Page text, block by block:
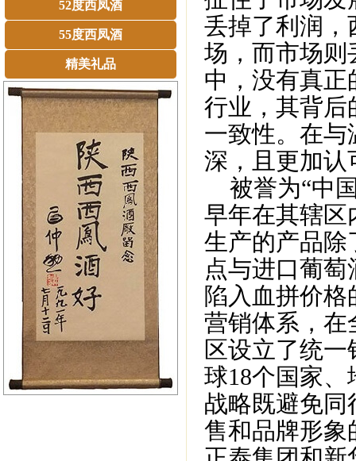
52度西凤酒
55度西凤酒
精美礼品
丢掉了利润，
场，而市场则
中，没有真
行业，其背后
一致性。在
深，且更加认
被誉为“中
早年在其辖区
生产的产品除
点与进口葡
陷入血拼价
营销体系，在
区设立了统
球18个国家
战略既避免
售和品牌形象